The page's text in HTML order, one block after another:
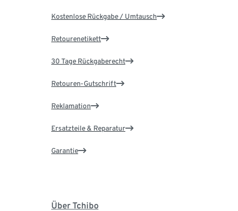
Kostenlose Rückgabe / Umtausch
Retourenetikett
30 Tage Rückgaberecht
Retouren-Gutschrift
Reklamation
Ersatzteile & Reparatur
Garantie
Über Tchibo